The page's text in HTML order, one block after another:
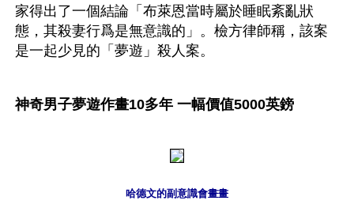
家得出了一個結論「布萊恩當時屬於睡眠紊亂狀
態，其殺妻行爲是無意識的」。檢方律師稱，該案
是一起少見的「夢遊」殺人案。
神奇男子夢遊作畫10多年 一幅價值5000英鎊
哈德文的副意識會畫畫